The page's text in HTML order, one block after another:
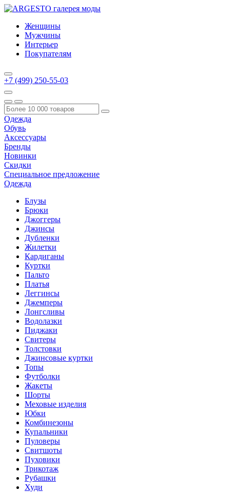
Женщины
Мужчины
Интерьер
Покупателям
+7 (499) 250-55-03
Одежда
Обувь
Аксессуары
Бренды
Новинки
Скидки
Специальное предложение
Одежда
Блузы
Брюки
Джоггеры
Джинсы
Дубленки
Жилетки
Кардиганы
Куртки
Пальто
Платья
Леггинсы
Джемперы
Лонгсливы
Водолазки
Пиджаки
Свитеры
Толстовки
Джинсовые куртки
Топы
Футболки
Жакеты
Шорты
Меховые изделия
Юбки
Комбинезоны
Купальники
Пуловеры
Свитшоты
Пуховики
Трикотаж
Рубашки
Худи